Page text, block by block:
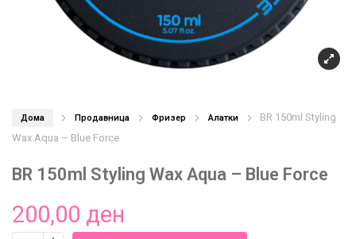
Дома Продавница Фризер Алатки
BR 150ml Styling
Wax Aqua – Blue Force
BR 150ml Styling Wax Aqua – Blue Force
200,00 ден